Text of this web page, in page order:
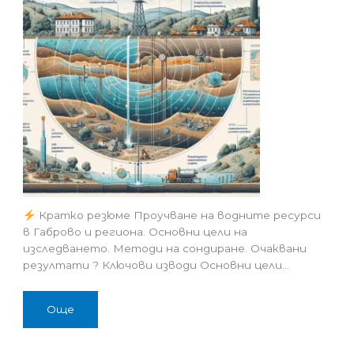
Кратко резюме Проучване на водните ресурси
в Габрово и региона. Основни цели на
изследването. Методи на сондиране. Очаквани
резултати ? Ключови изводи Основни цели…
Още